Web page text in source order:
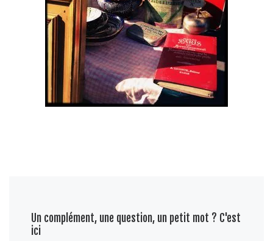
Un complément, une question, un petit mot ? C'est
ici